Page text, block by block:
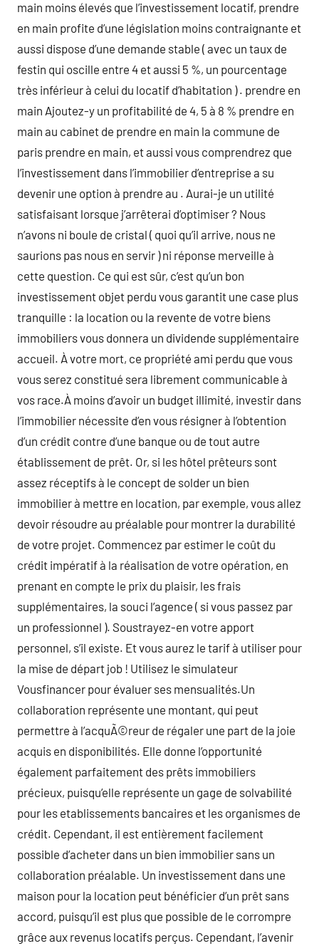
main moins élevés que l’investissement locatif, prendre
en main profite d’une législation moins contraignante et
aussi dispose d’une demande stable ( avec un taux de
festin qui oscille entre 4 et aussi 5 %, un pourcentage
très inférieur à celui du locatif d’habitation ) . prendre en
main Ajoutez-y un profitabilité de 4, 5 à 8 % prendre en
main au cabinet de prendre en main la commune de
paris prendre en main, et aussi vous comprendrez que
l’investissement dans l’immobilier d’entreprise a su
devenir une option à prendre au . Aurai-je un utilité
satisfaisant lorsque j’arrêterai d’optimiser ? Nous
n’avons ni boule de cristal ( quoi qu’il arrive, nous ne
saurions pas nous en servir ) ni réponse merveille à
cette question. Ce qui est sûr, c’est qu’un bon
investissement objet perdu vous garantit une case plus
tranquille : la location ou la revente de votre biens
immobiliers vous donnera un dividende supplémentaire
accueil. À votre mort, ce propriété ami perdu que vous
vous serez constitué sera librement communicable à
vos race.À moins d’avoir un budget illimité, investir dans
l’immobilier nécessite d’en vous résigner à l’obtention
d’un crédit contre d’une banque ou de tout autre
établissement de prêt. Or, si les hôtel prêteurs sont
assez réceptifs à le concept de solder un bien
immobilier à mettre en location, par exemple, vous allez
devoir résoudre au préalable pour montrer la durabilité
de votre projet. Commencez par estimer le coût du
crédit impératif à la réalisation de votre opération, en
prenant en compte le prix du plaisir, les frais
supplémentaires, la souci l’agence ( si vous passez par
un professionnel ). Soustrayez-en votre apport
personnel, s’il existe. Et vous aurez le tarif à utiliser pour
la mise de départ job ! Utilisez le simulateur
Vousfinancer pour évaluer ses mensualités.Un
collaboration représente une montant, qui peut
permettre à l’acquÃ©reur de régaler une part de la joie
acquis en disponibilités. Elle donne l’opportunité
également parfaitement des prêts immobiliers
précieux, puisqu’elle représente un gage de solvabilité
pour les etablissements bancaires et les organismes de
crédit. Cependant, il est entièrement facilement
possible d’acheter dans un bien immobilier sans un
collaboration préalable. Un investissement dans une
maison pour la location peut bénéficier d’un prêt sans
accord, puisqu’il est plus que possible de le corrompre
grâce aux revenus locatifs perçus. Cependant, l’avenir